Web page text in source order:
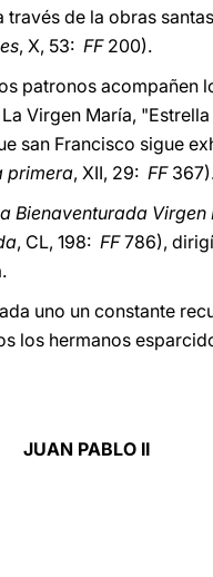
de la obras
, X, 53: FF 200).
patronos acompañen
Virgen María,
san Francisco sigue
primera, XII, 29: FF
Bienaventurada Virgen
, CL, 198: FF786),
uno un constante
los hermanos
JUAN PABLO II